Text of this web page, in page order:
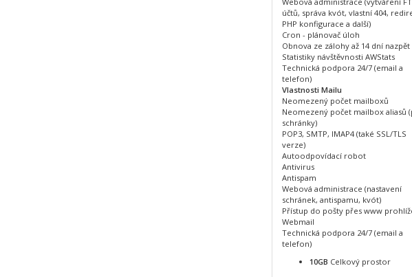
účtů, správa kvót, vlastní 404,
PHP konfigurace a další)
Cron - plánovač úloh
Obnova ze zálohy až 14 dní nazpět
Statistiky návštěvnosti AWStats
Technická podpora 24/7 (email a
telefon)
Vlastnosti Mailu
Neomezený počet mailboxů
Neomezený počet mailbox aliasů
schránky)
POP3, SMTP, IMAP4 (také SSL/TLS
verze)
Autoodpovídací robot
Antivirus
Antispam
Webová administrace (nastavení
schránek, antispamu, kvót)
Přístup do pošty přes www
Webmail
Technická podpora 24/7 (email a
telefon)
10GB Celkový prostor